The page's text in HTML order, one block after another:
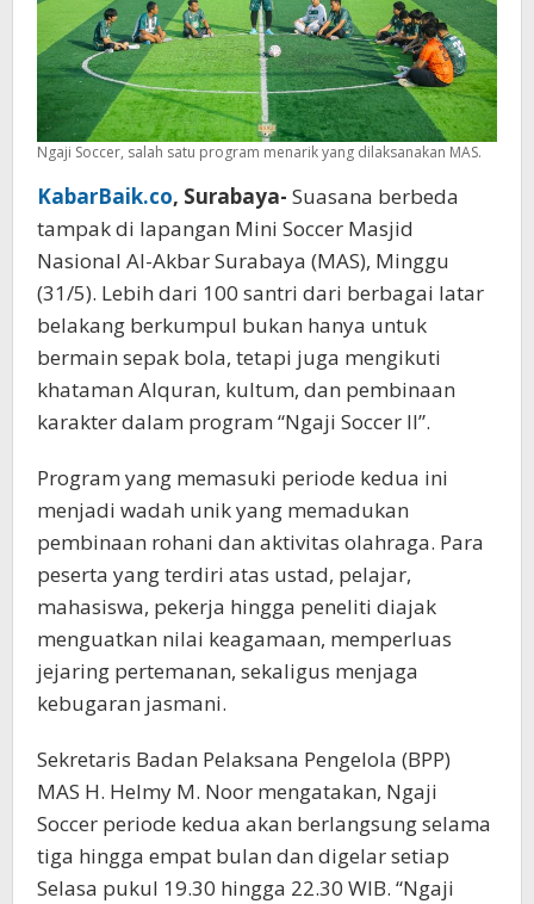
Ngaji Soccer, salah satu program menarik yang dilaksanakan MAS.
KabarBaik.co, Surabaya- Suasana berbeda
tampak di lapangan Mini Soccer Masjid
Nasional Al-Akbar Surabaya (MAS), Minggu
(31/5). Lebih dari 100 santri dari berbagai latar
belakang berkumpul bukan hanya untuk
bermain sepak bola, tetapi juga mengikuti
khataman Alquran, kultum, dan pembinaan
karakter dalam program “Ngaji Soccer II”.
Program yang memasuki periode kedua ini
menjadi wadah unik yang memadukan
pembinaan rohani dan aktivitas olahraga. Para
peserta yang terdiri atas ustad, pelajar,
mahasiswa, pekerja hingga peneliti diajak
menguatkan nilai keagamaan, memperluas
jejaring pertemanan, sekaligus menjaga
kebugaran jasmani.
Sekretaris Badan Pelaksana Pengelola (BPP)
MAS H. Helmy M. Noor mengatakan, Ngaji
Soccer periode kedua akan berlangsung selama
tiga hingga empat bulan dan digelar setiap
Selasa pukul 19.30 hingga 22.30 WIB. “Ngaji